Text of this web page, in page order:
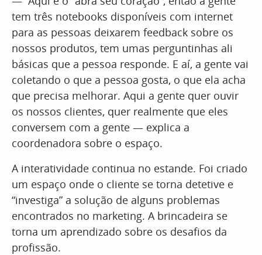
tem três notebooks disponíveis com internet
para as pessoas deixarem feedback sobre os
nossos produtos, tem umas perguntinhas ali
básicas que a pessoa responde. E aí, a gente vai
coletando o que a pessoa gosta, o que ela acha
que precisa melhorar. Aqui a gente quer ouvir
os nossos clientes, quer realmente que eles
conversem com a gente — explica a
coordenadora sobre o espaço.
A interatividade continua no estande. Foi criado
um espaço onde o cliente se torna detetive e
“investiga” a solução de alguns problemas
encontrados no marketing. A brincadeira se
torna um aprendizado sobre os desafios da
profissão.